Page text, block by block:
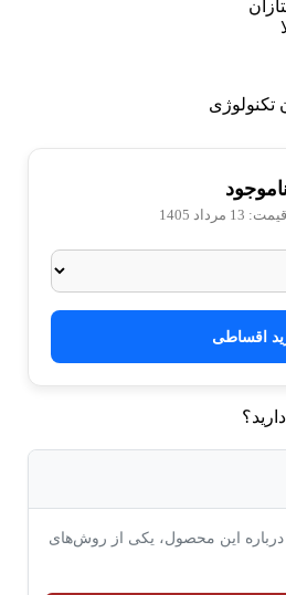
تکنولوژی
13 مرداد 1405
اقساطی
درباره این محصول، یکی از روش‌های